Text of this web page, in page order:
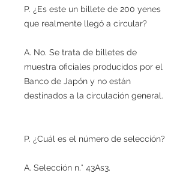
P. ¿Es este un billete de 200 yenes
que realmente llegó a circular?
A. No. Se trata de billetes de
muestra oficiales producidos por el
Banco de Japón y no están
destinados a la circulación general.
P. ¿Cuál es el número de selección?
A. Selección n.° 43As3.